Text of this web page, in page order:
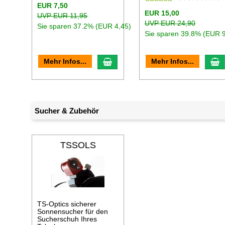
EUR 7,50
UVP EUR 11,95
Sie sparen 37.2% (EUR 4,45)
Mehr Infos... In den Warenkorb
EUR 15,00
UVP EUR 24,90
Sie sparen 39.8% (EUR
Mehr Infos...
Sucher & Zubehör
TSSOLS
TS-Optics sicherer
Sonnensucher für den
Sucherschuh Ihres